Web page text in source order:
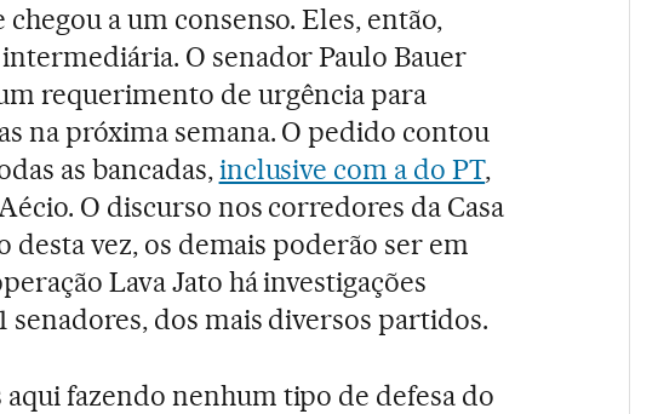
a um consenso. Eles, então,
O senador Paulo Bauer
requerimento de urgência para
na próxima semana. O pedido contou
as bancadas,inclusive com a do PT,
O discurso nos corredores da Casa
desta vez, os demais poderão ser em
Lava Jato há investigações
senadores, dos mais diversos partidos.
aqui fazendo nenhum tipo de defesa do